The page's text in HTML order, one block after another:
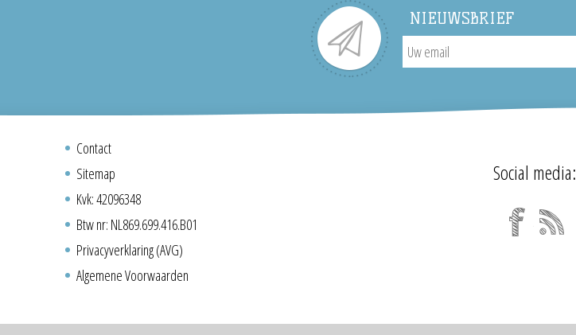
NIEUWSBRIEF
Contact
Sitemap
Kvk: 42096348
Btw nr: NL869.699.416.B01
Privacyverklaring (AVG)
Algemene Voorwaarden
Social media: